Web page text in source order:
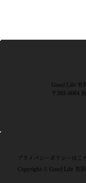
新ロゴお披露
た！」【中
Good Life 有
〒383-0064
プライバシーポリシー​はこ
Copyright © Good Life 有